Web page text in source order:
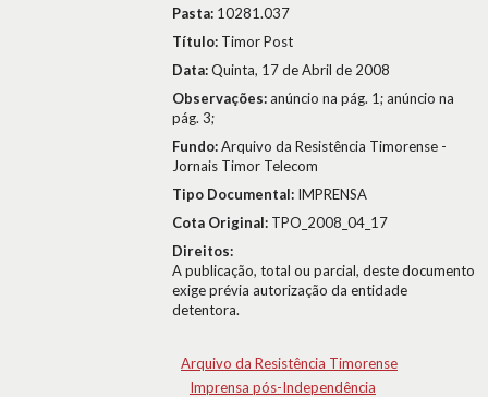
Pasta: 10281.037
Título: Timor Post
Data:Quinta, 17 de Abril de 2008
Observações:anúncio na pág. 1; anúncio na
pág. 3;
Fundo:Arquivo da Resistência Timorense -
Jornais Timor Telecom
Tipo Documental: IMPRENSA
Cota Original: TPO_2008_04_17
Direitos:
A publicação, total ou parcial, deste documento
exige prévia autorização da entidade
detentora.
Arquivo da Resistência Timorense
Imprensa pós-Independência